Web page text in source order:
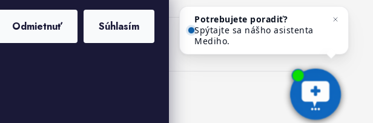
Odmietnuť Súhlasím
Potrebujete poradiť?
Spýtajte sa nášho asistenta
Mediho.